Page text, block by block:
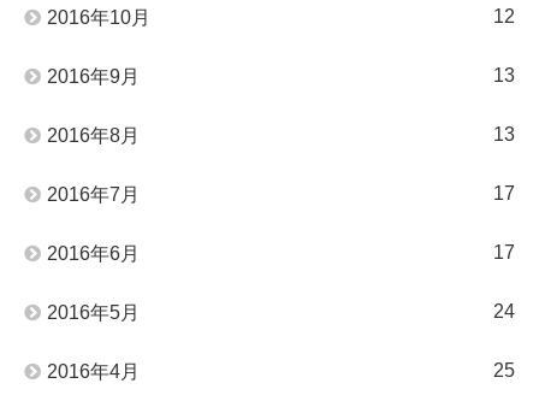
2016年10月 12
2016年9月 13
2016年8月 13
2016年7月 17
2016年6月 17
2016年5月 24
2016年4月 25